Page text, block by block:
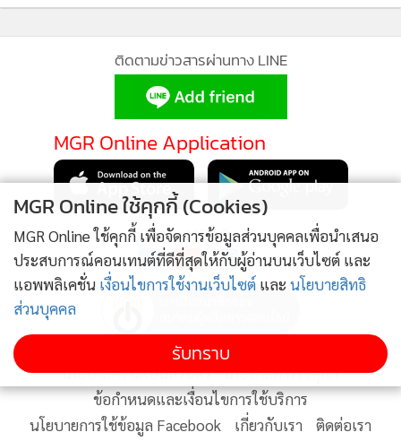
ครอบครัวจากรุ่นสู่รุ่นได้ เช่น โรคมะเร็ง เบาหวาน โรคหัวใจ โร
คอัลไซเมอร์ เป็นต้น การตรวจสุขภาพอย่างสม่ำเสมอจึงเป็นอีก
ทางเลือกในการดูแลสุขภาพ ป้องกันการเกิดโรค และเข้าถึงการ
รักษาได้ในระยะเริ่มต้น
ทุกวัยควรได้รับการตรวจสุขภาพประจำปี เพื่อประเมินความเสี่ยง
และป้องกันโอกาสในการเกิดโรคร้ายแรง ซึ่งในแต่ละช่วงอายุจะมี
การตรวจที่แตกต่างไป เช่น ผู้หญิงที่มีอายุ 30 ปีขึ้นไป ควรตรวจ
มะเร็งปากมดลูก และเมื่ออายุถึง 40 ปีขึ้นไปต้องเข้ารับการตรวจ
มะเร็งเต้านมอย่างน้อยปีละ 1 ครั้ง และสำหรับผู้ชายและผู้หญิงที่
มี อายุเกิน 45 ปี ควรส่องกล้องลำไส้ใหญ่ทุก 5 ปี เป็นต้น
ติดตามข่าวสารผ่านทาง LINE
MGR Online Application
ติดตาม MGR Online
นโยบายความเป็นส่วนตัว
นโยบายการใช้คุกกี้
ข้อกำหนดและเงื่อนไขการใช้บริการ
นโยบายการใช้ข้อมูล Facebook
เกี่ยวกับเรา ติดต่อเรา
MGR Online ใช้คุกกี้ (Cookies)
MGR Online ใช้คุกกี้ เพื่อจัดการข้อมูลส่วนบุคคลเพื่อนำเสนอ
ประสบการณ์คอนเทนต์ที่ดีที่สุดให้กับผู้อ่านบนเว็บไซต์ และ
แอพพลิเคชั่น เงื่อนไขการใช้งานเว็บไซต์ และ นโยบายสิทธิ
ส่วนบุคคล
รับทราบ